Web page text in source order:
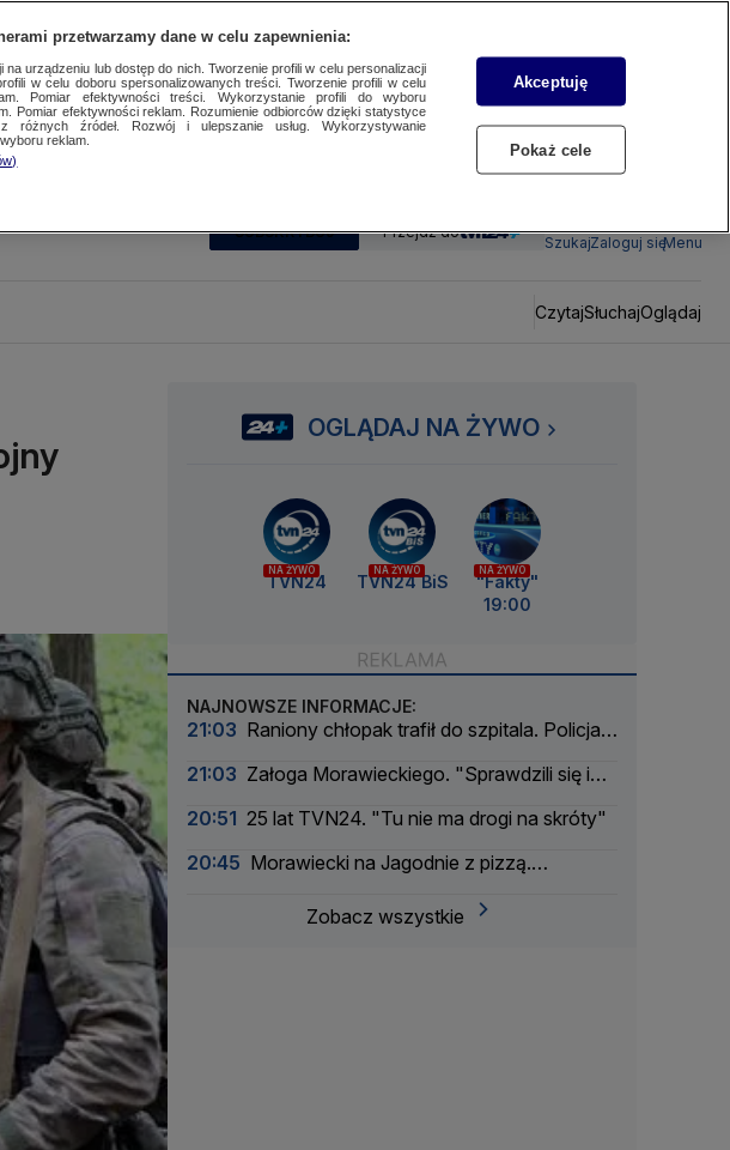
SUBSKRYBUJ Przejdź do
SzukajZaloguj sięMenu
CzytajSłuchajOglądaj
OGLĄDAJ NA ŻYWO
NA ŻYWO
TVN24
NA ŻYWO
TVN24 BiS
NA ŻYWO
"Fakty"
19:00
NAJNOWSZE INFORMACJE:
21:03 Raniony chłopak trafił do szpitala. Policja
21:03 Załoga Morawieckiego. "Sprawdzili się i
20:51 25 lat TVN24. "Tu nie ma drogi na skróty"
20:45 Morawiecki na Jagodnie z pizzą.
Zobacz wszystkie
przetwarzamy dane w celu zapewnienia:
na urządzeniu lub dostęp do nich. Tworzenie profili w celu personalizacji
w celu doboru spersonalizowanych treści. Tworzenie profili w celu
Pomiar efektywności treści. Wykorzystanie profili do wyboru
Pomiar efektywności reklam. Rozumienie odbiorców dzięki statystyce
różnych źródeł. Rozwój i ulepszanie usług. Wykorzystywanie
reklam.
Akceptuję
Pokaż cele